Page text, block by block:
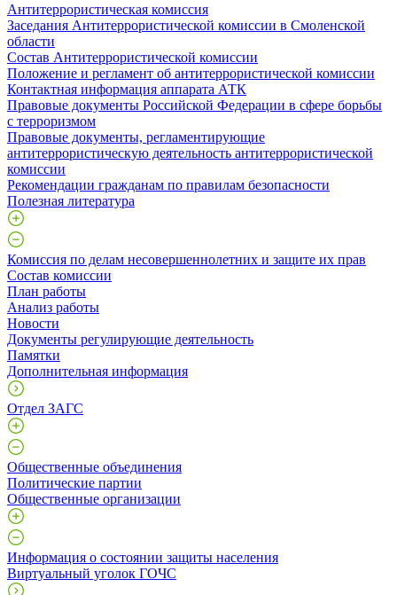
Антитеррористическая комиссия
Заседания Антитеррористической комиссии в Смоленской
области
Состав Антитеррористической комиссии
Положение и регламент об антитеррористической комиссии
Контактная информация аппарата АТК
Правовые документы Российской Федерации в сфере борьбы
с терроризмом
Правовые документы, регламентирующие
антитеррористическую деятельность антитеррористической
комиссии
Рекомендации гражданам по правилам безопасности
Полезная литература
Комиссия по делам несовершеннолетних и защите их прав
Состав комиссии
План работы
Анализ работы
Новости
Документы регулирующие деятельность
Памятки
Дополнительная информация
Отдел ЗАГС
Общественные объединения
Политические партии
Общественные организации
Информация о состоянии защиты населения
Виртуальный уголок ГОЧС